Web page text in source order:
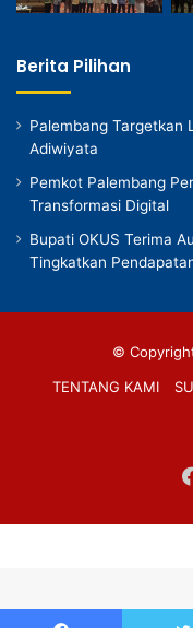
Berita Pilihan
Palembang Targetkan
Adiwiyata
Pemkot Palembang
Transformasi Digital
Bupati OKUS Terima
Tingkatkan
©
TENTANG KAMI